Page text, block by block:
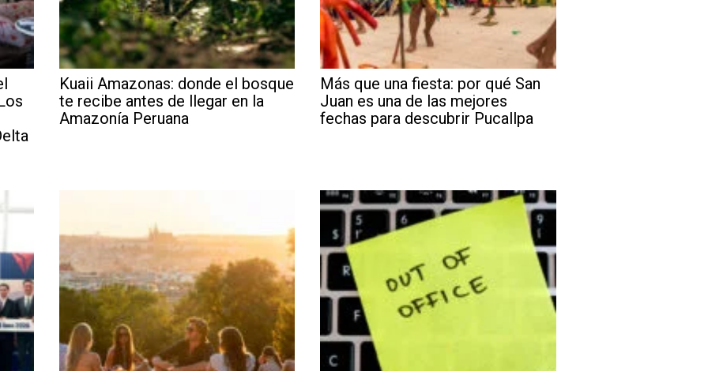
Kuaii Amazonas: donde el bosque
te recibe antes de llegar en la
Amazonía Peruana
Más que una fiesta: por qué San
Juan es una de las mejores
fechas para descubrir Pucallpa